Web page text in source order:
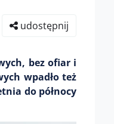
udostępnij
bez ofiar i
wpadło też
do północy